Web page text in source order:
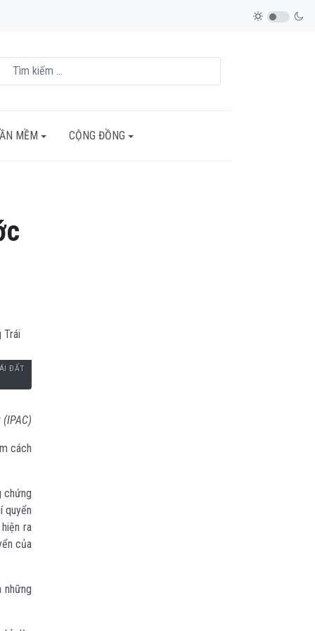
MỀM CỘNG ĐỒNG
ĐẤT
(IPAC)
cách
chứng
quyển
ra
của
những